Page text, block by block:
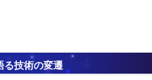
る技術の変遷